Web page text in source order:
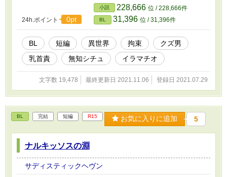
に白い髪、微笑む唇は花びらに似て……。
24h.ポイント 0pt
小説 228,666 位 / 228,666件
BL 31,396 位 / 31,396件
BL 短編 異世界 拘束
クズ男
乳首責
無知シチュ イラマチオ
文字数 19,478 最終更新日 2021.11.06 登録日 2021.07.29
BL 完結 短編 R15 お気に入りに追加 5
ナルキッソスの淵
サディスティックヘヴン